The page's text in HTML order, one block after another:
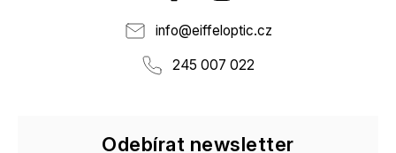
info@eiffeloptic.cz
245 007 022
Odebírat newsletter